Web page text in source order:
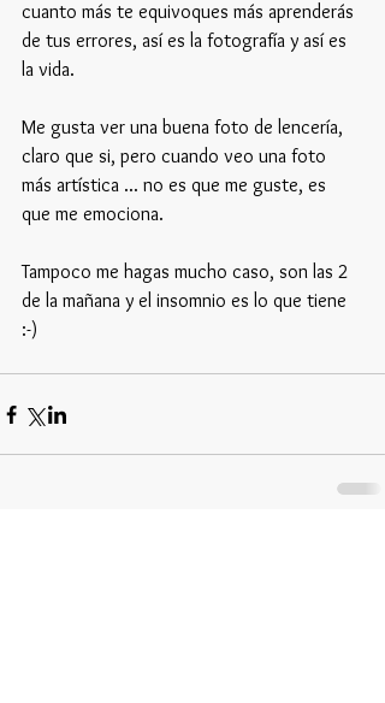
cuanto más te equivoques más aprenderás
de tus errores, así es la fotografía y así es
la vida.
Me gusta ver una buena foto de lencería,
claro que si, pero cuando veo una foto
más artística ... no es que me guste, es
que me emociona.
Tampoco me hagas mucho caso, son las 2
de la mañana y el insomnio es lo que tiene
:-)